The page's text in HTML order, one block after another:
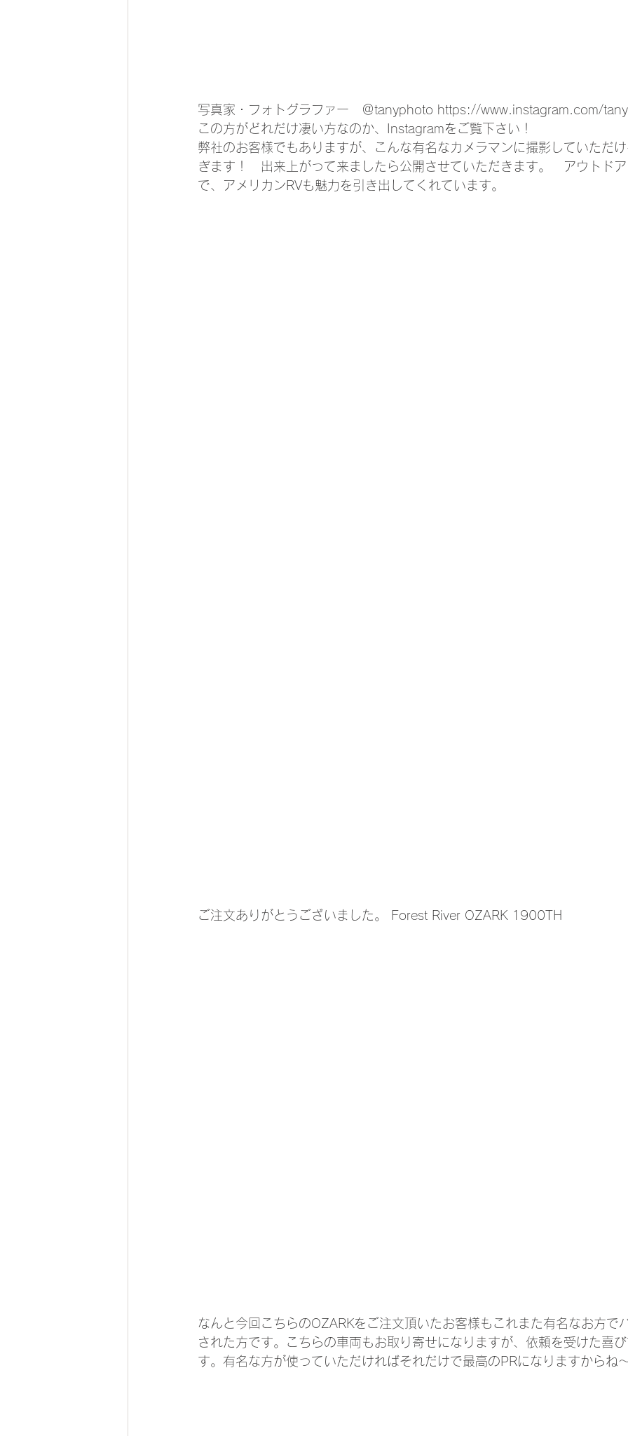
写真家・フォトグラファー　＠tanyphoto https://www.instagram.com/
この方がどれだけ凄い方なのか、Instagramをご覧下さい！
弊社のお客様でもありますが、こんな有名なカメラマンに撮影していただ
ぎます！　出来上がって来ましたら公開させていただきます。　アウトド
で、アメリカンRVも魅力を引き出してくれています。
ご注文ありがとうございました。 Forest River OZARK 1900TH
なんと今回こちらのOZARKをご注文頂いたお客様もこれまた有名なお方で
された方です。こちらの車両もお取り寄せになりますが、依頼を受けた喜
す。有名な方が使っていただければそれだけで最高のPRになりますからね